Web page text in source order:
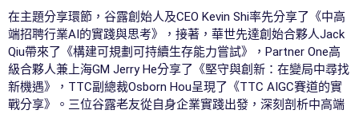
在主題分享環節，谷露創始人及CEO Kevin Shi率先分享了《中高
端招聘行業AI的實踐與思考》，接著，華世先達創始合夥人Jack
Qiu帶來了《構建可規劃可持續生存能力嘗試》，Partner One高
級合夥人兼上海GM Jerry He分享了《堅守與創新：在變局中尋找
新機遇》，TTC副總裁Osborn Hou呈現了《TTC AIGC賽道的實
戰分享》。三位谷露老友從自身企業實踐出發，深刻剖析中高端